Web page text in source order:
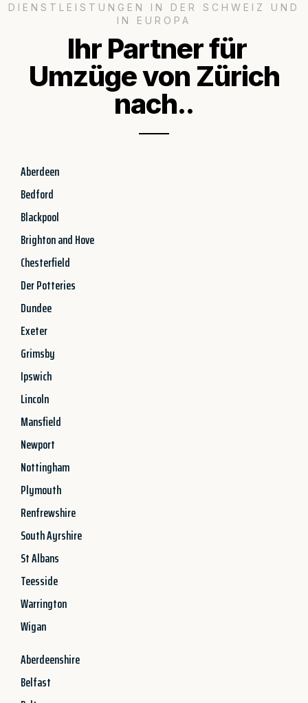
DIENSTLEISTUNGEN IN DER SCHWEIZ UND
IN EUROPA
Ihr Partner für
Umzüge von Zürich
nach..
Aberdeen
Bedford
Blackpool
Brighton and Hove
Chesterfield
Der Potteries
Dundee
Exeter
Grimsby
Ipswich
Lincoln
Mansfield
Newport
Nottingham
Plymouth
Renfrewshire
South Ayrshire
St Albans
Teesside
Warrington
Wigan
Aberdeenshire
Belfast